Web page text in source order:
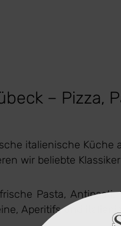
– Pizza,
italienische
wir beliebte
Pasta,
Aperitifs und